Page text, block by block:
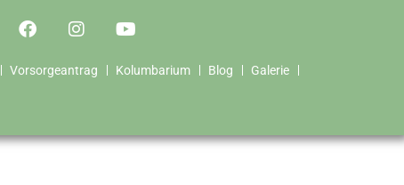
Vorsorgeantrag Kolumbarium Blog
Galerie